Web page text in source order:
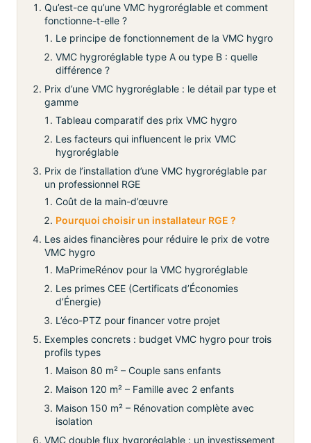
Qu’est-ce qu’une VMC hygroréglable et comment
fonctionne-t-elle ?
Le principe de fonctionnement de la VMC hygro
VMC hygroréglable type A ou type B : quelle
différence ?
Prix d’une VMC hygroréglable : le détail par type et
gamme
Tableau comparatif des prix VMC hygro
Les facteurs qui influencent le prix VMC
hygroréglable
Prix de l’installation d’une VMC hygroréglable par
un professionnel RGE
Coût de la main-d’œuvre
Pourquoi choisir un installateur RGE ?
Les aides financières pour réduire le prix de votre
VMC hygro
MaPrimeRénov pour la VMC hygroréglable
Les primes CEE (Certificats d’Économies
d’Énergie)
L’éco-PTZ pour financer votre projet
Exemples concrets : budget VMC hygro pour trois
profils types
Maison 80 m² – Couple sans enfants
Maison 120 m² – Famille avec 2 enfants
Maison 150 m² – Rénovation complète avec
isolation
VMC double flux hygroréglable : un investissement